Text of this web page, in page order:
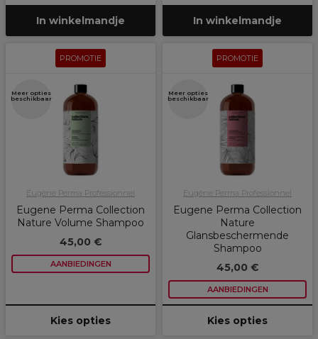
In winkelmandje In winkelmandje
PROMOTIE
Meer opties
beschikbaar
Eugène Perma Professionnel
Eugene Perma Collection
Nature Volume Shampoo
45,00 €
AANBIEDINGEN
Kies opties
PROMOTIE
Meer opties
beschikbaar
Eugène Perma Professionnel
Eugene Perma Collection
Nature
Glansbeschermende
Shampoo
45,00 €
AANBIEDINGEN
Kies opties